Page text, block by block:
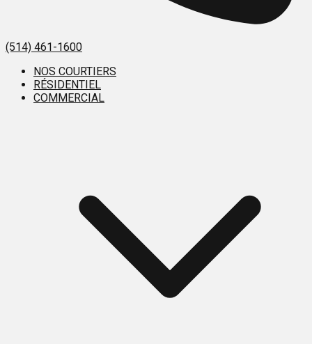
(514) 461-1600
NOS COURTIERS
RÉSIDENTIEL
COMMERCIAL